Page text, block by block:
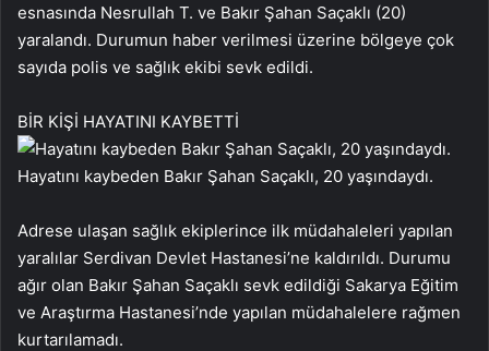
esnasında Nesrullah T. ve Bakır Şahan Saçaklı (20)
yaralandı. Durumun haber verilmesi üzerine bölgeye çok
sayıda polis ve sağlık ekibi sevk edildi.
BİR KİŞİ HAYATINI KAYBETTİ
Hayatını kaybeden Bakır Şahan Saçaklı, 20 yaşındaydı.
Adrese ulaşan sağlık ekiplerince ilk müdahaleleri yapılan
yaralılar Serdivan Devlet Hastanesi’ne kaldırıldı. Durumu
ağır olan Bakır Şahan Saçaklı sevk edildiği Sakarya Eğitim
ve Araştırma Hastanesi’nde yapılan müdahalelere rağmen
kurtarılamadı.